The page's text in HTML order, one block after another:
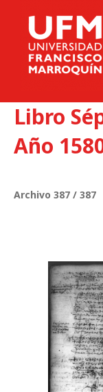
Libro
Año
Archivo 387 / 387